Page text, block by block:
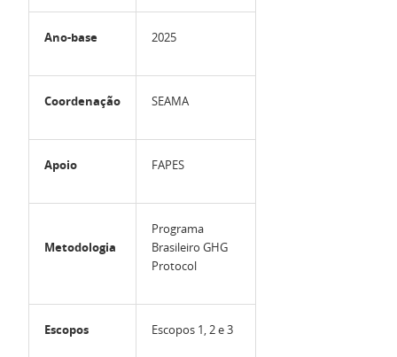
Ano-base 2025
Coordenação SEAMA
Apoio FAPES
Metodologia
Programa
Brasileiro GHG
Protocol
Escopos Escopos 1, 2 e 3